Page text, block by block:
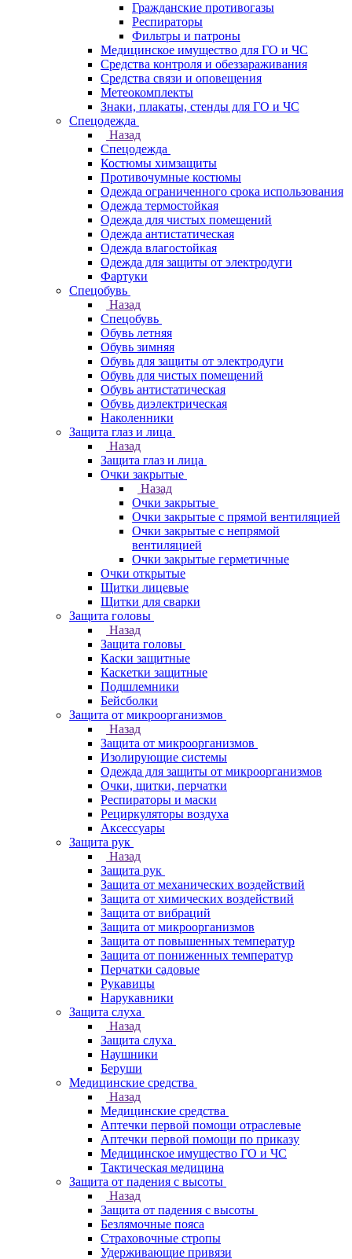
Гражданские противогазы
Респираторы
Фильтры и патроны
Медицинское имущество для ГО и ЧС
Средства контроля и обеззараживания
Средства связи и оповещения
Метеокомплекты
Знаки, плакаты, стенды для ГО и ЧС
Спецодежда
Назад
Спецодежда
Костюмы химзащиты
Противочумные костюмы
Одежда ограниченного срока использования
Одежда термостойкая
Одежда для чистых помещений
Одежда антистатическая
Одежда влагостойкая
Одежда для защиты от электродуги
Фартуки
Спецобувь
Назад
Спецобувь
Обувь летняя
Обувь зимняя
Обувь для защиты от электродуги
Обувь для чистых помещений
Обувь антистатическая
Обувь диэлектрическая
Наколенники
Защита глаз и лица
Назад
Защита глаз и лица
Очки закрытые
Назад
Очки закрытые
Очки закрытые с прямой вентиляцией
Очки закрытые с непрямой
вентиляцией
Очки закрытые герметичные
Очки открытые
Щитки лицевые
Щитки для сварки
Защита головы
Назад
Защита головы
Каски защитные
Каскетки защитные
Подшлемники
Бейсболки
Защита от микроорганизмов
Назад
Защита от микроорганизмов
Изолирующие системы
Одежда для защиты от микроорганизмов
Очки, щитки, перчатки
Респираторы и маски
Рециркуляторы воздуха
Аксессуары
Защита рук
Назад
Защита рук
Защита от механических воздействий
Защита от химических воздействий
Защита от вибраций
Защита от микроорганизмов
Защита от повышенных температур
Защита от пониженных температур
Перчатки садовые
Рукавицы
Нарукавники
Защита слуха
Назад
Защита слуха
Наушники
Беруши
Медицинские средства
Назад
Медицинские средства
Аптечки первой помощи отраслевые
Аптечки первой помощи по приказу
Медицинское имущество ГО и ЧС
Тактическая медицина
Защита от падения с высоты
Назад
Защита от падения с высоты
Безлямочные пояса
Страховочные стропы
Удерживающие привязи